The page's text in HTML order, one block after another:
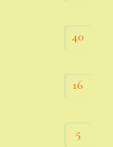
40
16
5